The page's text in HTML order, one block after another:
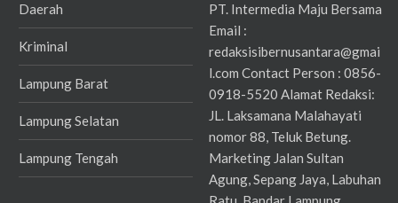
Daerah
Kriminal
Lampung Barat
Lampung Selatan
Lampung Tengah
PT. Intermedia Maju Bersama
Email :
redaksisibernusantara@gmai
l.com Contact Person : 0856-
0918-5520 Alamat Redaksi:
JL. Laksamana Malahayati
nomor 88, Teluk Betung.
Marketing Jalan Sultan
Agung, Sepang Jaya, Labuhan